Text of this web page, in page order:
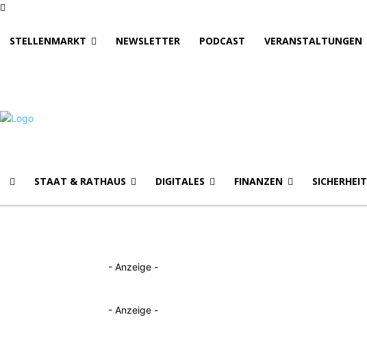
STELLENMARKT NEWSLETTER PODCAST VERANSTALTUNGEN
STAAT & RATHAUS DIGITALES FINANZEN SICHERHEIT
- Anzeige -
- Anzeige -